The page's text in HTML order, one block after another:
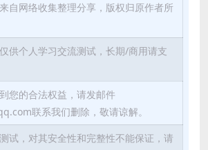
自网络收集整理分享，版权归原作者所
供个人学习交流测试，长期/商用请支
您的合法权益，请发邮件
联系我们删除，敬请谅解。
试，对其安全性和完整性不能保证，请